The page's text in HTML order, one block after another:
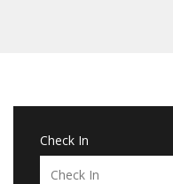
Check In